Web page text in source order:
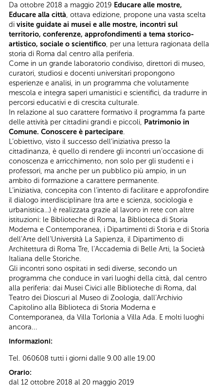
Da ottobre 2018 a maggio 2019 Educare alle mostre,
Educare alla città, ottava edizione, propone una vasta scelta
di visite guidate ai musei e alle mostre, incontri sul
territorio, conferenze, approfondimenti a tema storico-
artistico, sociale o scientifico, per una lettura ragionata della
storia di Roma dal centro alla periferia.
Come in un grande laboratorio condiviso, direttori di museo,
curatori, studiosi e docenti universitari propongono
esperienze e analisi, in un programma che volutamente
mescola e integra saperi umanistici e scientifici, da tradurre in
percorsi educativi e di crescita culturale.
In relazione al suo carattere formativo il programma fa parte
delle attività per cittadini grandi e piccoli, Patrimonio in
Comune. Conoscere è partecipare.
L’obiettivo, visto il successo dell’iniziativa presso la
cittadinanza, è quello di rendere gli incontri un’occasione di
conoscenza e arricchimento, non solo per gli studenti e i
professori, ma anche per un pubblico più ampio, in un
ambito di formazione a carattere permanente.
L’iniziativa, concepita con l’intento di facilitare e approfondire
il dialogo interdisciplinare (tra arte e scienza, sociologia e
urbanistica…) è realizzata grazie al lavoro in rete con altre
istituzioni: le Biblioteche di Roma, la Biblioteca di Storia
Moderna e Contemporanea, i Dipartimenti di Storia e di Storia
dell’Arte dell’Università La Sapienza, il Dipartimento di
Architettura di Roma Tre, l’Accademia di Belle Arti, la Società
Italiana delle Storiche.
Gli incontri sono ospitati in sedi diverse, secondo un
programma che conduce in vari luoghi della città, dal centro
alla periferia: dai Musei Civici alle Biblioteche di Roma, dal
Teatro dei Dioscuri al Museo di Zoologia, dall’Archivio
Capitolino alla Biblioteca di Storia Moderna e
Contemporanea, da Villa Torlonia a Villa Ada. E molti luoghi
ancora...
Informazioni:
Tel. 060608 tutti i giorni dalle 9.00 alle 19.00
Orario:
dal 12 ottobre 2018 al 20 maggio 2019